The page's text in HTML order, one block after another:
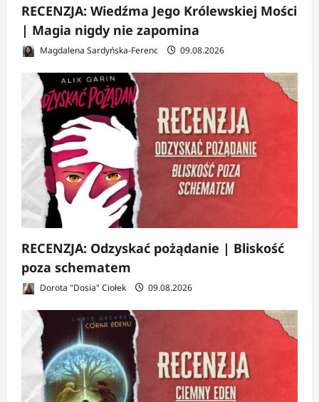
RECENZJA: Wiedźma Jego Królewskiej Mości
| Magia nigdy nie zapomina
Magdalena Sardyńska-Ferenc 09.08.2026
RECENZJA: Odzyskać pożądanie | Bliskość
poza schematem
Dorota "Dosia" Ciołek 09.08.2026